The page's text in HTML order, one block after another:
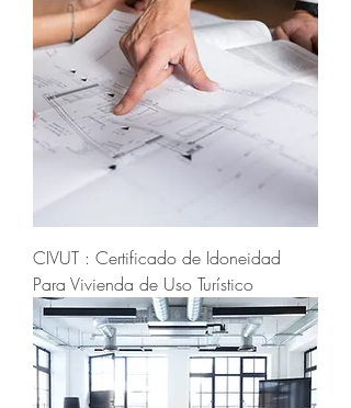
CIVUT : Certificado de Idoneidad
Para Vivienda de Uso Turístico